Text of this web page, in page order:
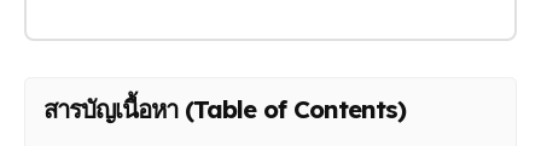
สารบัญเนื้อหา (Table of Contents)